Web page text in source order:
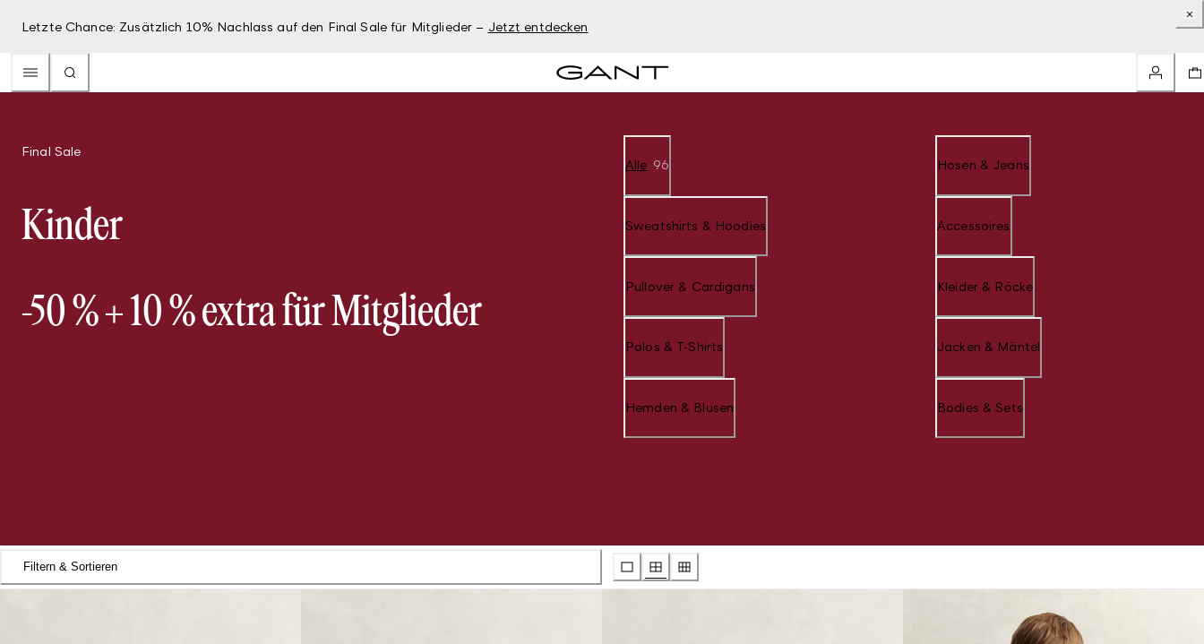
Letzte Chance: Zusätzlich 10% Nachlass auf den Final Sale für Mitglieder – Jetzt entdecken
Final Sale
Kinder
-50 % + 10 % extra für Mitglieder
Alle 96
Sweatshirts & Hoodies
Pullover & Cardigans
Polos & T-Shirts
Hemden & Blusen
Hosen & Jeans
Accessoires
Kleider & Röcke
Jacken & Mäntel
Bodies & Sets
Filtern & Sortieren